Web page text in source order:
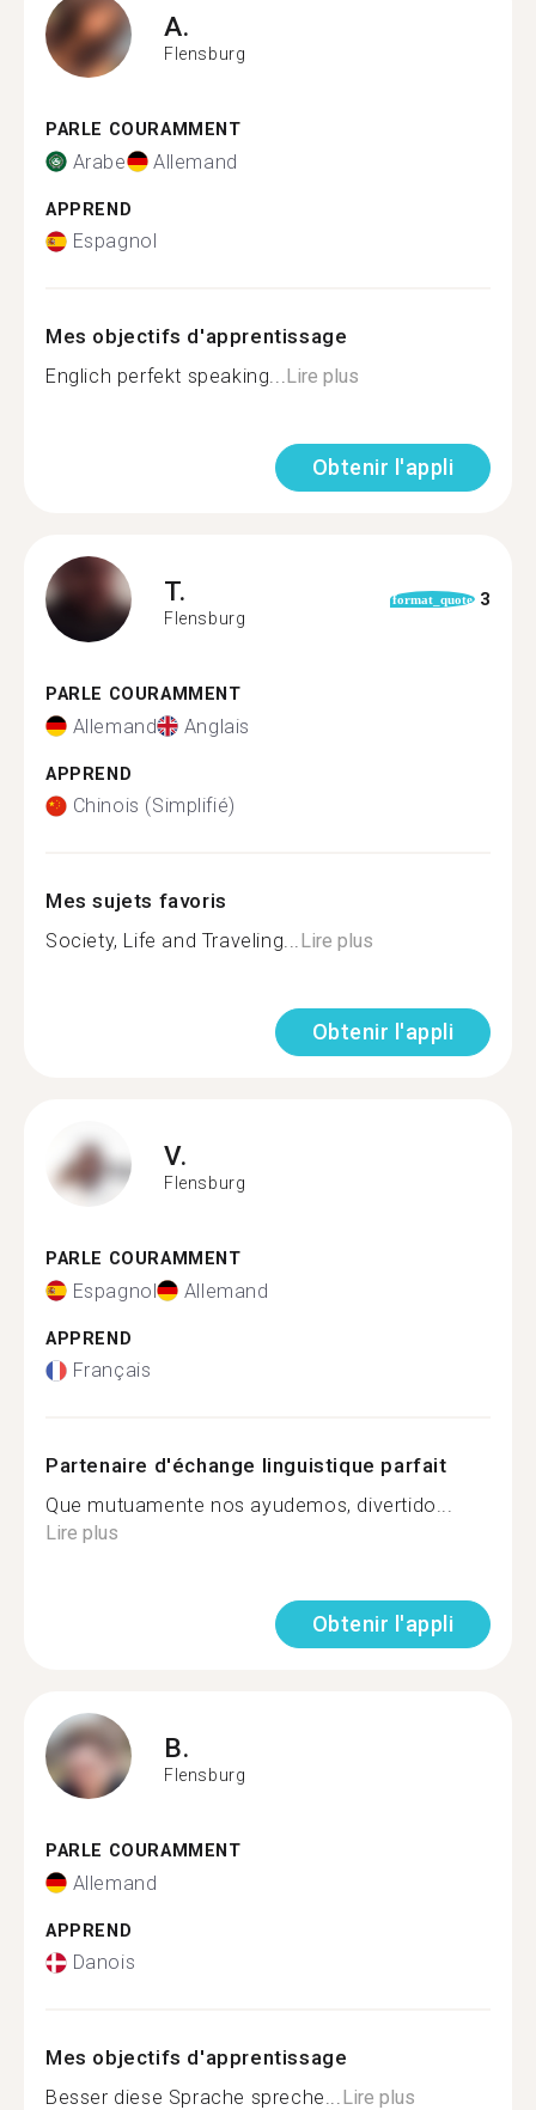
A.
Flensburg
PARLE COURAMMENT
Arabe Allemand
APPREND
Espagnol
Mes objectifs d'apprentissage
Englich perfekt speaking...Lire plus
Obtenir l'appli
T.
Flensburg
format_quote 3
PARLE COURAMMENT
Allemand Anglais
APPREND
Chinois (Simplifié)
Mes sujets favoris
Society, Life and Traveling...Lire plus
Obtenir l'appli
V.
Flensburg
PARLE COURAMMENT
Espagnol Allemand
APPREND
Français
Partenaire d'échange linguistique parfait
Que mutuamente nos ayudemos, divertido...
Lire plus
Obtenir l'appli
B.
Flensburg
PARLE COURAMMENT
Allemand
APPREND
Danois
Mes objectifs d'apprentissage
Besser diese Sprache spreche...Lire plus